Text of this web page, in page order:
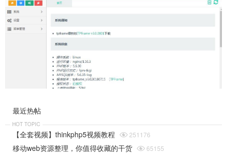
最近热帖
HOT TOPIC
【全套视频】thinkphp5视频教程 251176
移动web资源整理，你值得收藏的干货  65155